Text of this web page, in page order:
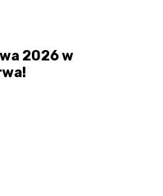
2026 w